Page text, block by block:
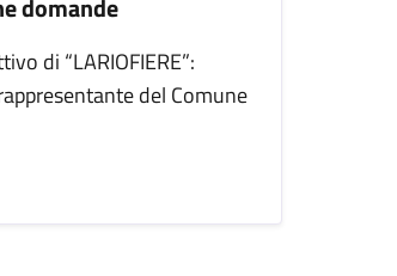
domande
di “LARIOFIERE”:
del Comune